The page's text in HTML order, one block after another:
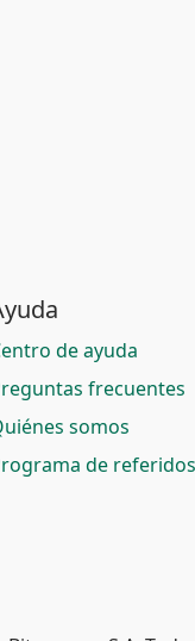
de ayuda
frecuentes
somos
de referidos